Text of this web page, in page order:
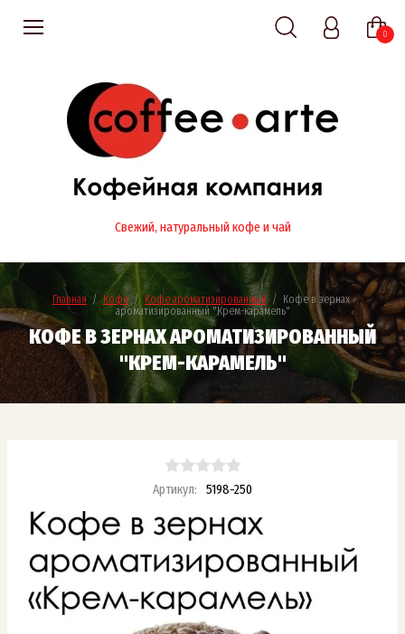
0
Свежий, натуральный кофе и чай
Главная
  /
Кофе
  /
Кофе ароматизированный
  /  Кофе в зернах
ароматизированный "Крем-карамель"
КОФЕ В ЗЕРНАХ АРОМАТИЗИРОВАННЫЙ
"КРЕМ-КАРАМЕЛЬ"
Артикул: 5198-250